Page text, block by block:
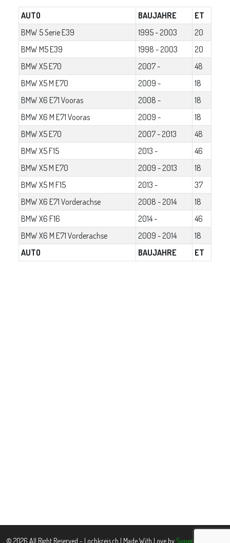
AUTO BAUJAHRE
ET
BMW 5 Serie E39
1995 - 2003
20
BMW M5 E39
1998 - 2003
20
BMW X5 E70
2007 -
48
BMW X5 M E70
2009 -
18
BMW X6 E71 Vooras
2008 -
18
BMW X6 M E71 Vooras
2009 -
18
BMW X5 E70
2007 - 2013
48
BMW X5 F15
2013 -
46
BMW X5 M E70
2009 - 2013
18
BMW X5 M F15
2013 -
37
BMW X6 E71 Vorderachse
2008 - 2014
18
BMW X6 F16
2014 -
46
BMW X6 M E71 Vorderachse
2009 - 2014
18
AUTO
BAUJAHRE ET
© 2026 All Right Reserved - Lochkreis.ch | Made With Love by Super-www.pl